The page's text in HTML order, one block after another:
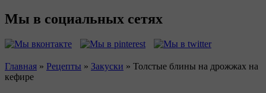
Мы в социальных сетях
Вы здесь
Главная » Рецепты » Закуски » Толстые блины на дрожжах на
кефире